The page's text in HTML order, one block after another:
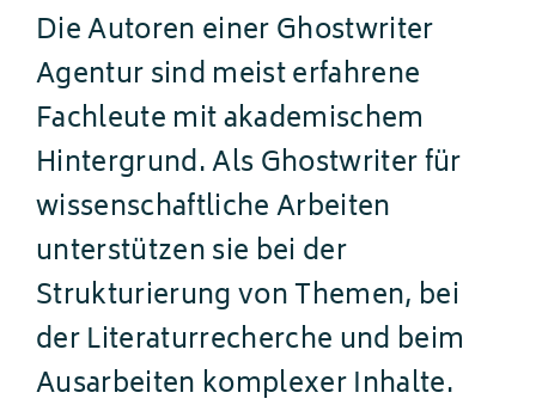
Die Autoren einer Ghostwriter
Agentur sind meist erfahrene
Fachleute mit akademischem
Hintergrund. Als Ghostwriter für
wissenschaftliche Arbeiten
unterstützen sie bei der
Strukturierung von Themen, bei
der Literaturrecherche und beim
Ausarbeiten komplexer Inhalte.